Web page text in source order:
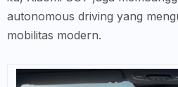
autonomous driving yang
mobilitas modern.